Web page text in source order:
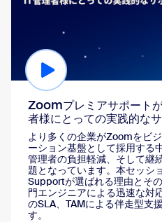
Zoomプレミアサポート
者様にとっての実践的な
より多くの企業がZoomをビ
ーション基盤として採用する
管理者の負担軽減、そして継
題となっています。本セッシ
Supportが選ばれる理由とそ
門エンジニアによる迅速な対
のSLA、TAMによる伴走型支
す。